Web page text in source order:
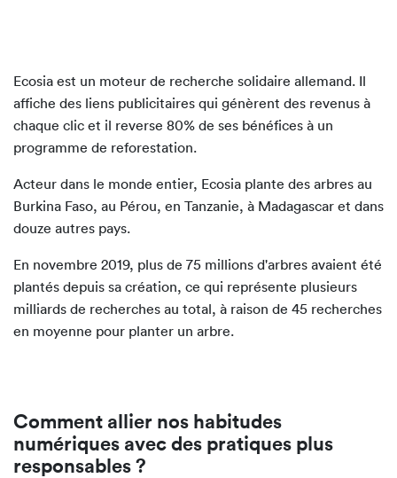
Ecosia est un moteur de recherche solidaire allemand. Il
affiche des liens publicitaires qui génèrent des revenus à
chaque clic et il reverse 80% de ses bénéfices à un
programme de reforestation.
Acteur dans le monde entier, Ecosia plante des arbres au
Burkina Faso, au Pérou, en Tanzanie, à Madagascar et dans
douze autres pays.
En novembre 2019, plus de 75 millions d'arbres avaient été
plantés depuis sa création, ce qui représente plusieurs
milliards de recherches au total, à raison de 45 recherches
en moyenne pour planter un arbre.
Comment allier nos habitudes
numériques avec des pratiques plus
responsables ?